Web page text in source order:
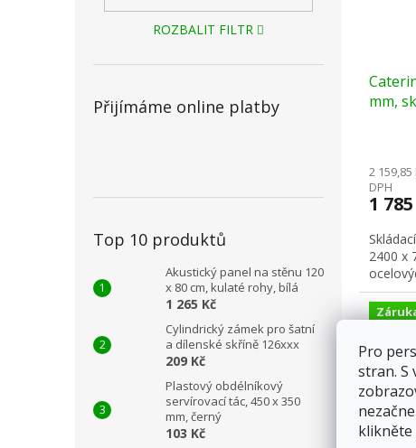
Pro
stran. S
klikněte
ROZBALIT FILTR
Přijímáme online platby
Top 10 produktů
Akustický panel na stěnu 120
x 80 cm, kulaté rohy, bílá
1 265 Kč
Cylindrický zámek pro šatní
a dílenské skříně 126xxx
209 Kč
Plastový obdélníkový
servírovací tác, 450 x 350
mm, černý
103 Kč
mm,
2
DPH
1
2400 x